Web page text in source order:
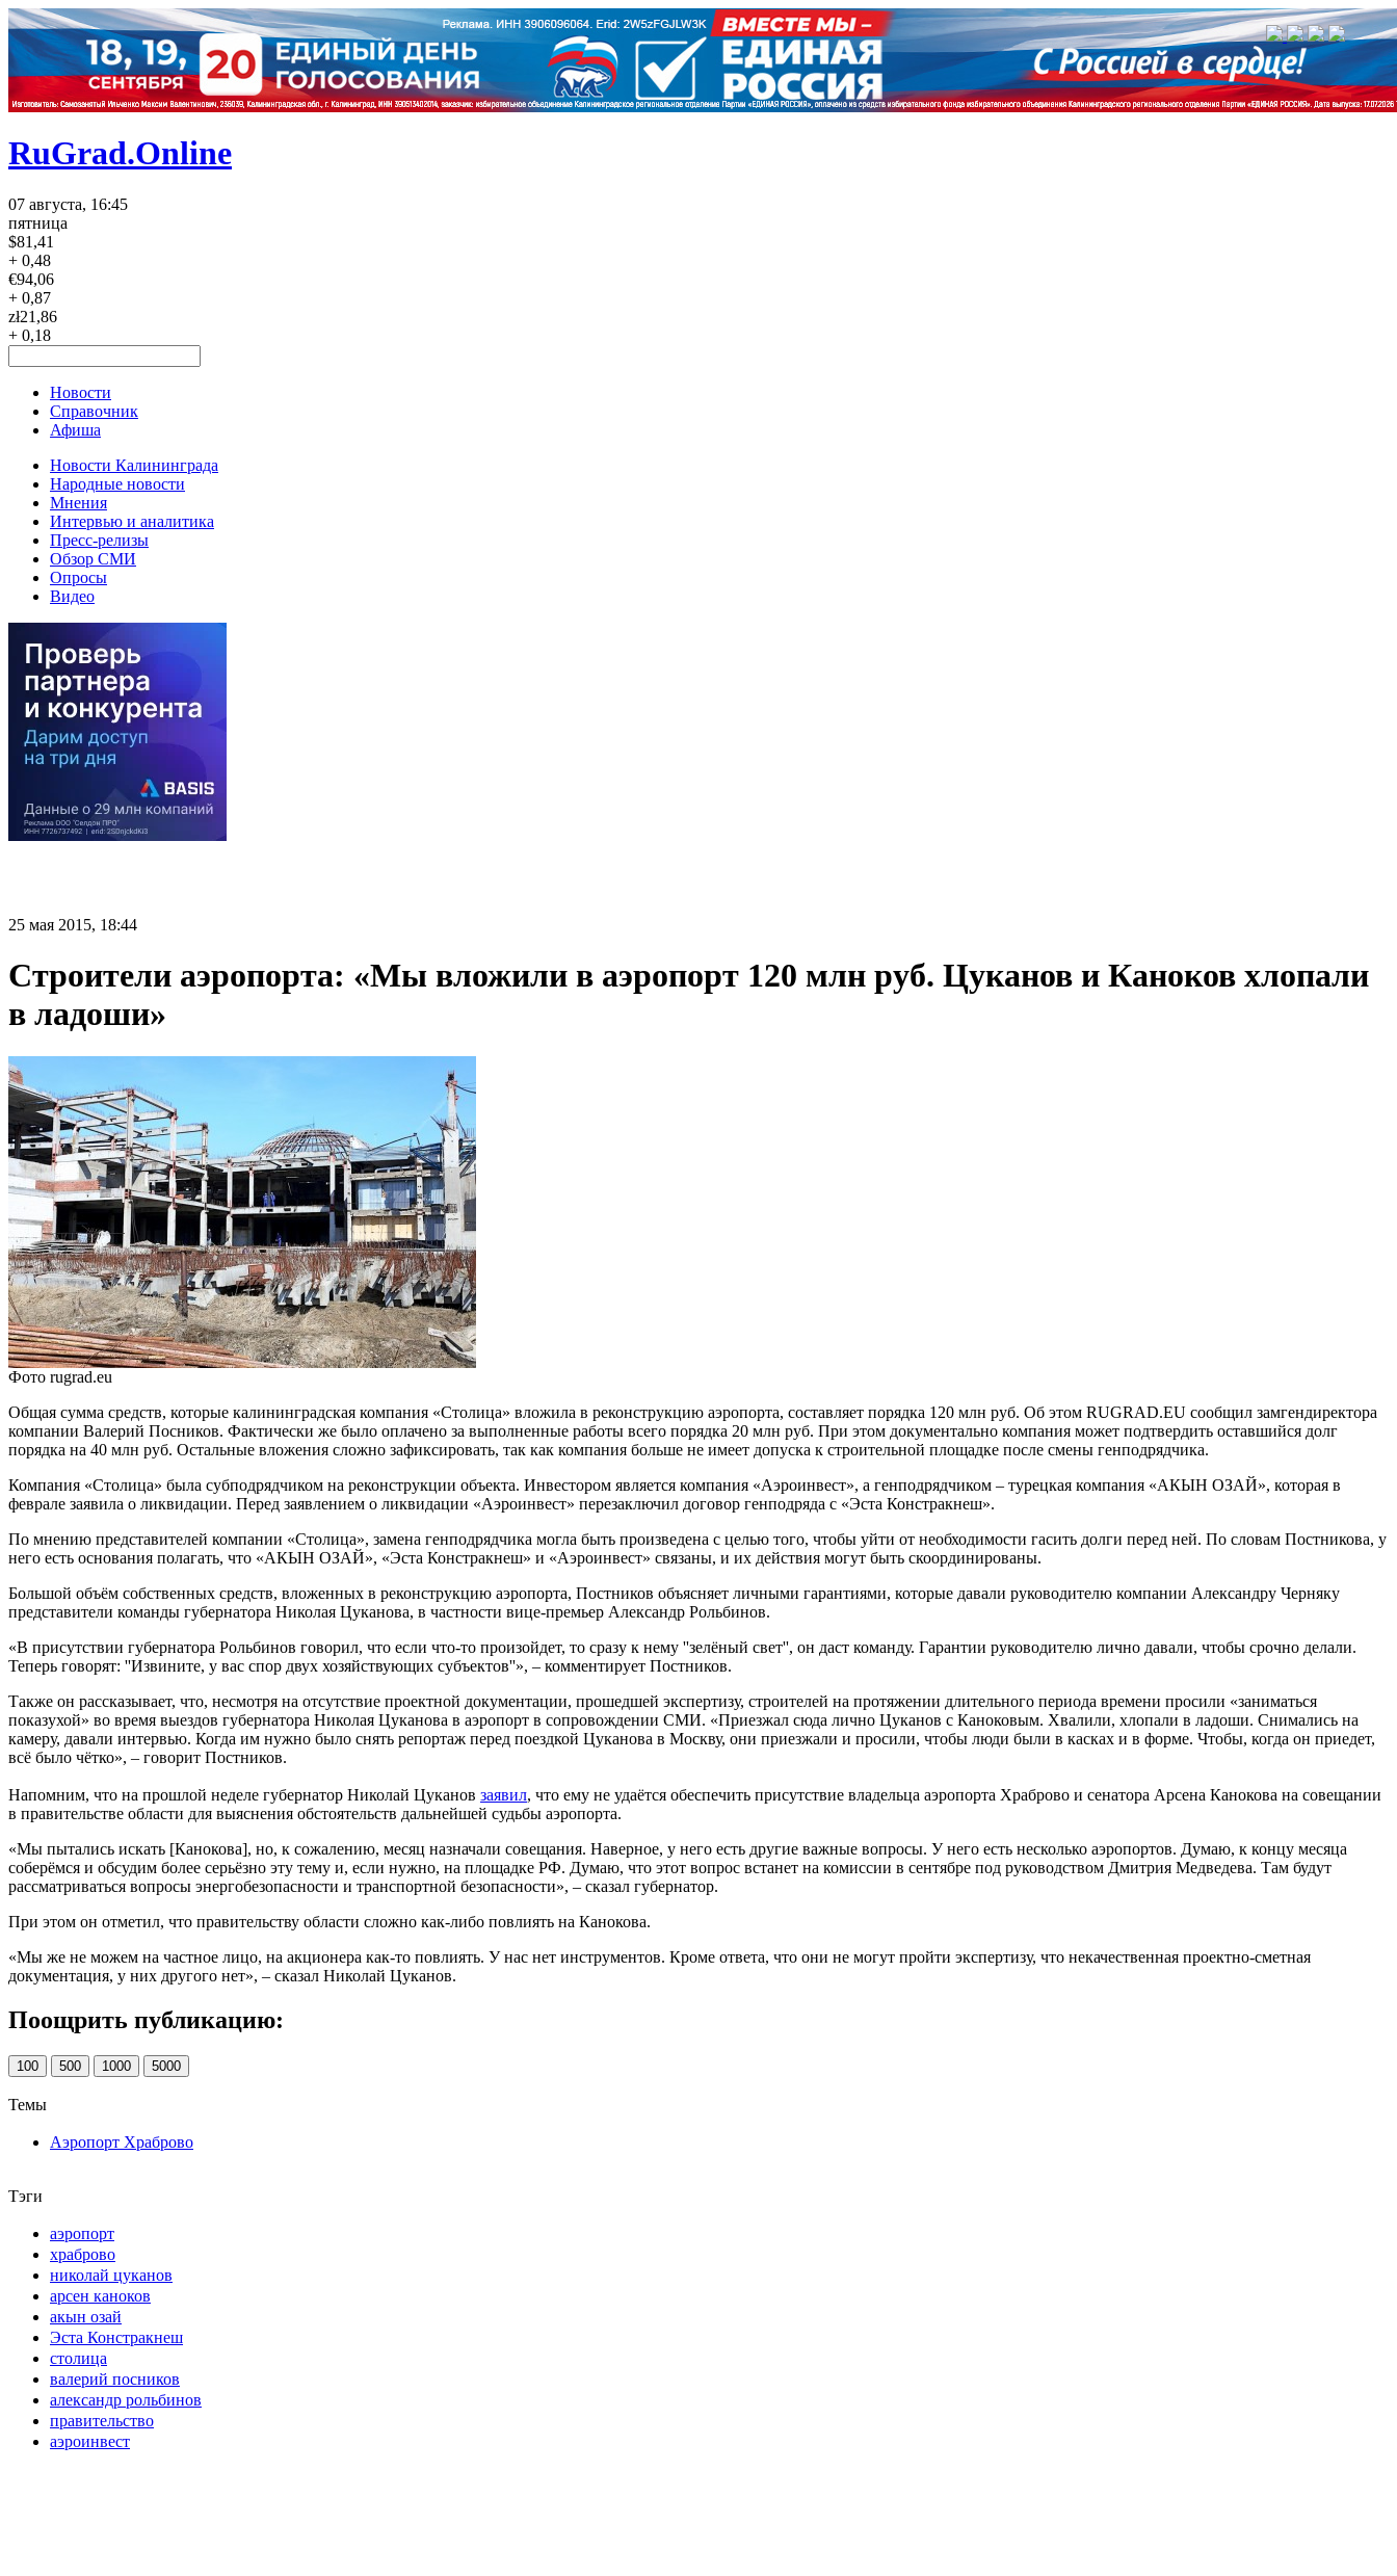
RuGrad.Online
07 августа, 16:45
пятница
$81,41
+ 0,48
€94,06
+ 0,87
zł21,86
+ 0,18
Новости
Справочник
Афиша
Новости Калининграда
Народные новости
Мнения
Интервью и аналитика
Пресс-релизы
Обзор СМИ
Опросы
Видео
25 мая 2015, 18:44
Строители аэропорта: «Мы вложили в аэропорт 120 млн руб. Цуканов и Каноков хлопали
в ладоши»
Фото rugrad.eu
Общая сумма средств, которые калининградская компания «Столица» вложила в реконструкцию аэропорта, составляет порядка 120 млн руб. Об этом RUGRAD.EU сообщил замгендиректора
компании Валерий Посников. Фактически же было оплачено за выполненные работы всего порядка 20 млн руб. При этом документально компания может подтвердить оставшийся долг
порядка на 40 млн руб. Остальные вложения сложно зафиксировать, так как компания больше не имеет допуска к строительной площадке после смены генподрядчика.
Компания «Столица» была субподрядчиком на реконструкции объекта. Инвестором является компания «Аэроинвест», а генподрядчиком – турецкая компания «АКЫН ОЗАЙ», которая в
феврале заявила о ликвидации. Перед заявлением о ликвидации «Аэроинвест» перезаключил договор генподряда с «Эста Констракнеш».
По мнению представителей компании «Столица», замена генподрядчика могла быть произведена с целью того, чтобы уйти от необходимости гасить долги перед ней. По словам Постникова, у
него есть основания полагать, что «АКЫН ОЗАЙ», «Эста Констракнеш» и «Аэроинвест» связаны, и их действия могут быть скоординированы.
Большой объём собственных средств, вложенных в реконструкцию аэропорта, Постников объясняет личными гарантиями, которые давали руководителю компании Александру Черняку
представители команды губернатора Николая Цуканова, в частности вице-премьер Александр Рольбинов.
«В присутствии губернатора Рольбинов говорил, что если что-то произойдет, то сразу к нему ''зелёный свет'', он даст команду. Гарантии руководителю лично давали, чтобы срочно делали.
Теперь говорят: ''Извините, у вас спор двух хозяйствующих субъектов''», – комментирует Постников.
Также он рассказывает, что, несмотря на отсутствие проектной документации, прошедшей экспертизу, строителей на протяжении длительного периода времени просили «заниматься
показухой» во время выездов губернатора Николая Цуканова в аэропорт в сопровождении СМИ. «Приезжал сюда лично Цуканов с Каноковым. Хвалили, хлопали в ладоши. Снимались на
камеру, давали интервью. Когда им нужно было снять репортаж перед поездкой Цуканова в Москву, они приезжали и просили, чтобы люди были в касках и в форме. Чтобы, когда он приедет,
всё было чётко», – говорит Постников.
Напомним, что на прошлой неделе губернатор Николай Цуканов заявил, что ему не удаётся обеспечить присутствие владельца аэропорта Храброво и сенатора Арсена Канокова на совещании
в правительстве области для выяснения обстоятельств дальнейшей судьбы аэропорта.
«Мы пытались искать [Канокова], но, к сожалению, месяц назначали совещания. Наверное, у него есть другие важные вопросы. У него есть несколько аэропортов. Думаю, к концу месяца
соберёмся и обсудим более серьёзно эту тему и, если нужно, на площадке РФ. Думаю, что этот вопрос встанет на комиссии в сентябре под руководством Дмитрия Медведева. Там будут
рассматриваться вопросы энергобезопасности и транспортной безопасности», – сказал губернатор.
При этом он отметил, что правительству области сложно как-либо повлиять на Канокова.
«Мы же не можем на частное лицо, на акционера как-то повлиять. У нас нет инструментов. Кроме ответа, что они не могут пройти экспертизу, что некачественная проектно-сметная
документация, у них другого нет», – сказал Николай Цуканов.
Поощрить публикацию:
100 500 1000 5000
Темы
Аэропорт Храброво
Тэги
аэропорт
храброво
николай цуканов
арсен каноков
акын озай
Эста Констракнеш
столица
валерий посников
александр рольбинов
правительство
аэроинвест